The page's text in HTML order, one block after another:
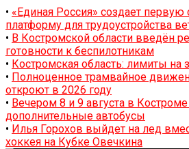
• «Единая Россия» создает
платформу для трудоустройства
• В Костромской области введён
готовности к беспилотникам
• Костромская область: лимиты на
• Полноценное трамвайное
откроют в 2026 году
• Вечером 8 и 9 августа в Костроме
дополнительные автобусы
• Илья Горохов выйдет на лед
хоккея на Кубке Овечкина